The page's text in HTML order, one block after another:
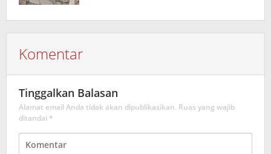
Komentar
Tinggalkan Balasan
Alamat email Anda tidak akan dipublikasikan. Ruas yang wajib
ditandai *